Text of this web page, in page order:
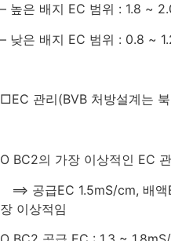
– 높은 배지 EC 범위 : 1.8 ~
– 낮은 배지 EC 범위 : 0.8 ~
□EC 관리(BVB 처방설계는
O BC2의 가장 이상적인 EC
⟹ 공급EC 1.5mS/cm, 배액
장 이상적임